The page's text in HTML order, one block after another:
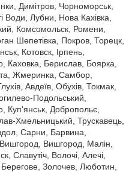
Димітров, Чорноморськ,
Води, Лубни, Нова Кахівка,
Комсомольск, Ромени,
Шепетівка, Покров, Торецк,
Котовск, Ірпень,
Каховка, Берислав, Боярка,
Жмеринка, Самбор,
Авдеїв, Обухів, Токмак,
Подольський,
Куп'янськ, Добропольє,
Хмельницький, Трускавець,
Сарни, Барвина,
Вишгород, Малін,
Славутіч, Волочі, Алечі,
Золочев, Люботин,